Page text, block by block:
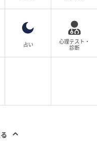
占い
心理テスト・
診断